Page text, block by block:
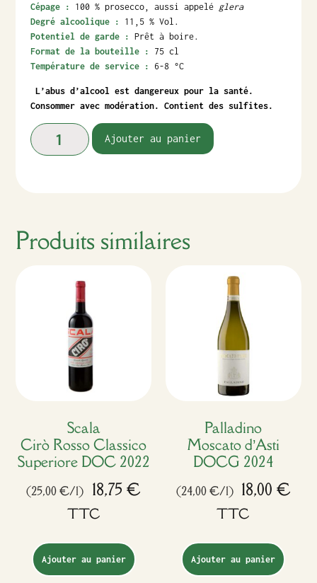
Cépage :
100 % prosecco, aussi appelé glera
Degré alcoolique : 11,5 % Vol.
Potentiel de garde : Prêt à boire.
Format de la bouteille : 75 cl
Température de service : 6-8 °C
L’abus d’alcool est dangereux pour la santé.
Consommer avec modération. Contient des sulfites.
Ajouter au panier
Produits similaires
Scala
Cirò Rosso Classico
Superiore DOC 2022
(25,00 €/l) 18,75€
TTC
Ajouter au panier
Palladino
Moscato d’Asti
DOCG 2024
(24,00 €/l) 18,00€
TTC
Ajouter au panier